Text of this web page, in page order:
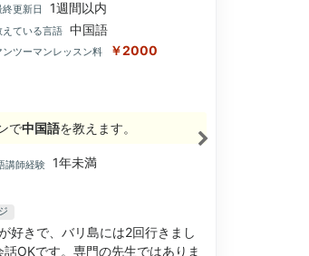
終更新日 1週間以内
えている言語 中国語
ンツーマンレッスン料 ￥2000
で中国語を教えます。
講師経験
1年未満
好きで、バリ島には2回行きまし
OKです。専門の先生ではありま